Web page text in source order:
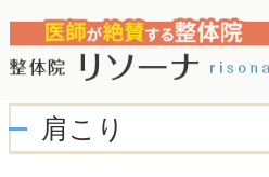
肩こり